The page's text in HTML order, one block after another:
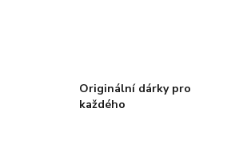
Originální dárky pro
každého